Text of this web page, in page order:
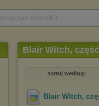
Blair Witch,
sortuj według:
Blair Witch,